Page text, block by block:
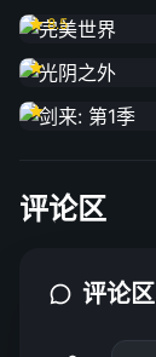
8.5
光阴之外
剑来: 第1季
评论区
评论区